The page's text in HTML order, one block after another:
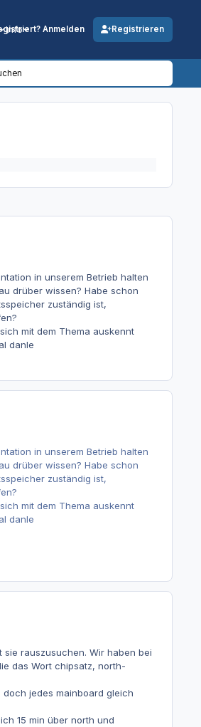
Info Anmelden Registrieren
in unserem Betrieb halten
drüber wissen? Habe schon
zuständig ist,
mit dem Thema auskennt
danle
in unserem Betrieb halten
drüber wissen? Habe schon
zuständig ist,
mit dem Thema auskennt
danle
rauszusuchen. Wir haben bei
das Wort chipsatz, north-
jedes mainboard gleich
15 min über north und